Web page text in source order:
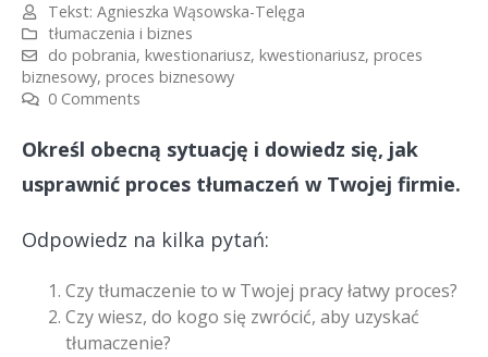
Tekst:Agnieszka Wąsowska-Telęga
tłumaczenia i biznes
do pobrania,kwestionariusz,kwestionariusz,proces
biznesowy, proces biznesowy
0 Comments
Określ obecną sytuację i dowiedz się, jak
usprawnić proces tłumaczeń w Twojej firmie.
Odpowiedz na kilka pytań:
Czy tłumaczenie to w Twojej pracy łatwy proces?
Czy wiesz, do kogo się zwrócić, aby uzyskać
tłumaczenie?